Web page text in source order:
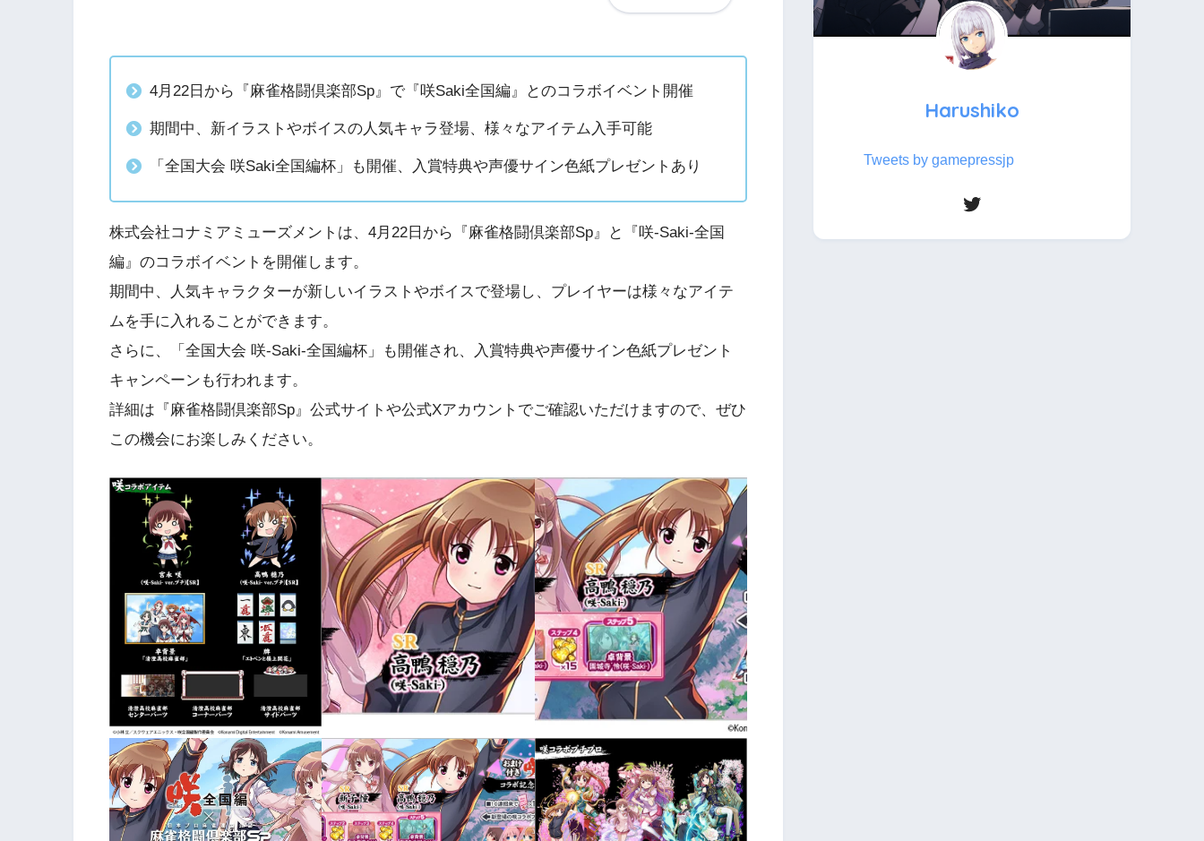
4月22日から『麻雀格闘倶楽部Sp』で『咲Saki全国編』とのコラボイベント開催
期間中、新イラストやボイスの人気キャラ登場、様々なアイテム入手可能
「全国大会 咲Saki全国編杯」も開催、入賞特典や声優サイン色紙プレゼントあり
株式会社コナミアミューズメントは、4月22日から『麻雀格闘倶楽部Sp』と『咲-Saki-全国
編』のコラボイベントを開催します。
期間中、人気キャラクターが新しいイラストやボイスで登場し、プレイヤーは様々なアイテ
ムを手に入れることができます。
さらに、「全国大会 咲-Saki-全国編杯」も開催され、入賞特典や声優サイン色紙プレゼント
キャンペーンも行われます。
詳細は『麻雀格闘倶楽部Sp』公式サイトや公式Xアカウントでご確認いただけますので、ぜひ
この機会にお楽しみください。
Harushiko
Tweets by gamepressjp